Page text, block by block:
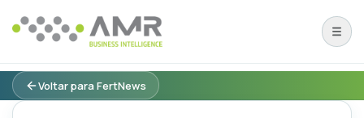
Voltar para FertNews